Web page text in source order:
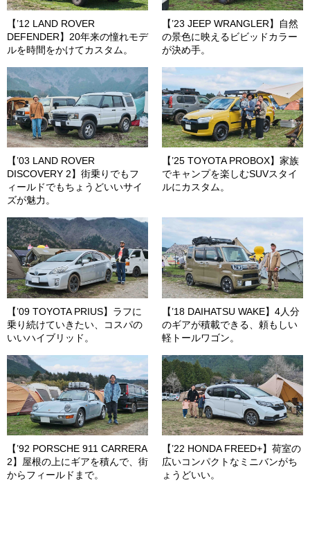
【’12 LAND ROVER
DEFENDER】20年来の憧れモデ
ルを時間をかけてカスタム。
【’23 JEEP WRANGLER】自然
の景色に映えるビビッドカラー
が決め手。
【’03 LAND ROVER
DISCOVERY 2】街乗りでもフ
ィールドでもちょうどいいサイ
ズが魅力。
【’25 TOYOTA PROBOX】家族
でキャンプを楽しむSUVスタイ
ルにカスタム。
【’09 TOYOTA PRIUS】ラフに
乗り続けていきたい、コスパの
いいハイブリッド。
【’18 DAIHATSU WAKE】4人分
のギアが積載できる、頼もしい
軽トールワゴン。
【’92 PORSCHE 911 CARRERA
2】屋根の上にギアを積んで、街
からフィールドまで。
【’22 HONDA FREED+】荷室の
広いコンパクトなミニバンがち
ょうどいい。